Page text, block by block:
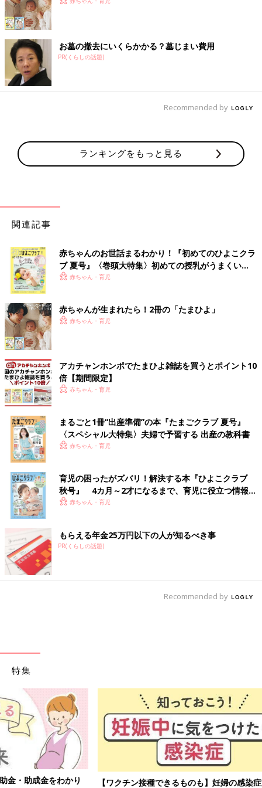
お墓の撤去にいくらかかる？墓じまい費用
PR(くらしの話題)
Recommended by
ランキングをもっと見る
関連記事
赤ちゃんのお世話まるわかり！『初めてのひよこクラ
ブ 夏号』〈巻頭大特集〉初めての授乳がうまくい
く！ おっぱい・ミルクの基本と夏のトラブル 解決テ
赤ちゃん・育児
赤ちゃんが生まれたら！2冊の「たまひよ」
赤ちゃん・育児
アカチャンホンポでたまひよ雑誌を買うとポイント10
倍【期間限定】
赤ちゃん・育児
まるごと1冊“出産準備”の本『たまごクラブ 夏号』
〈スペシャル大特集〉夫婦で予習する 出産の教科書
赤ちゃん・育児
育児の困ったがズバリ！解決する本『ひよこクラブ
秋号』 4カ月～2才になるまで、育児に役立つ情報が
いっぱい！
赤ちゃん・育児
もらえる年金25万円以下の人が知るべき事
PR(くらしの話題)
Recommended by
特集
【ワクチン接種できるものも】妊婦の感染症対策、知っておいて！